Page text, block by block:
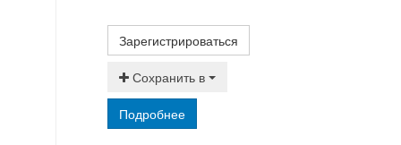
Зарегистрироваться
Сохранить в
Подробнее